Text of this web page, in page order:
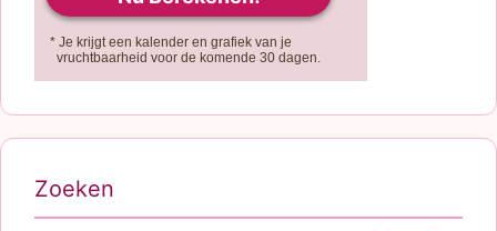
* Je krijgt een kalender en grafiek van je
vruchtbaarheid voor de komende 30 dagen.
Zoeken